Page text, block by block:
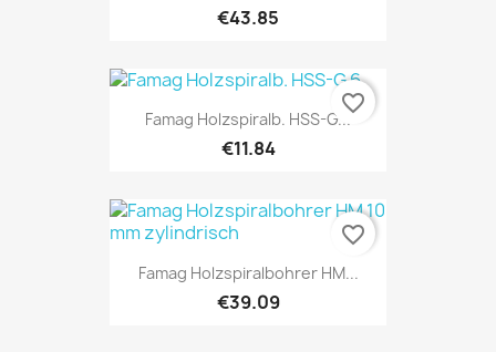
€43.85
Famag Holzspiralb. HSS-G...
€11.84
favorite_border
Famag Holzspiralbohrer HM...
€39.09
favorite_border